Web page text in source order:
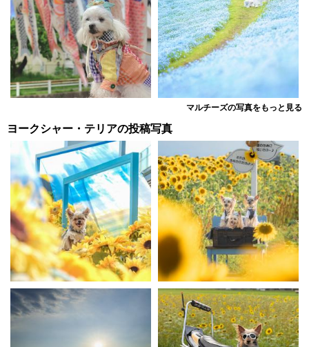
マルチーズの写真をもっと見る
ヨークシャー・テリアの投稿写真